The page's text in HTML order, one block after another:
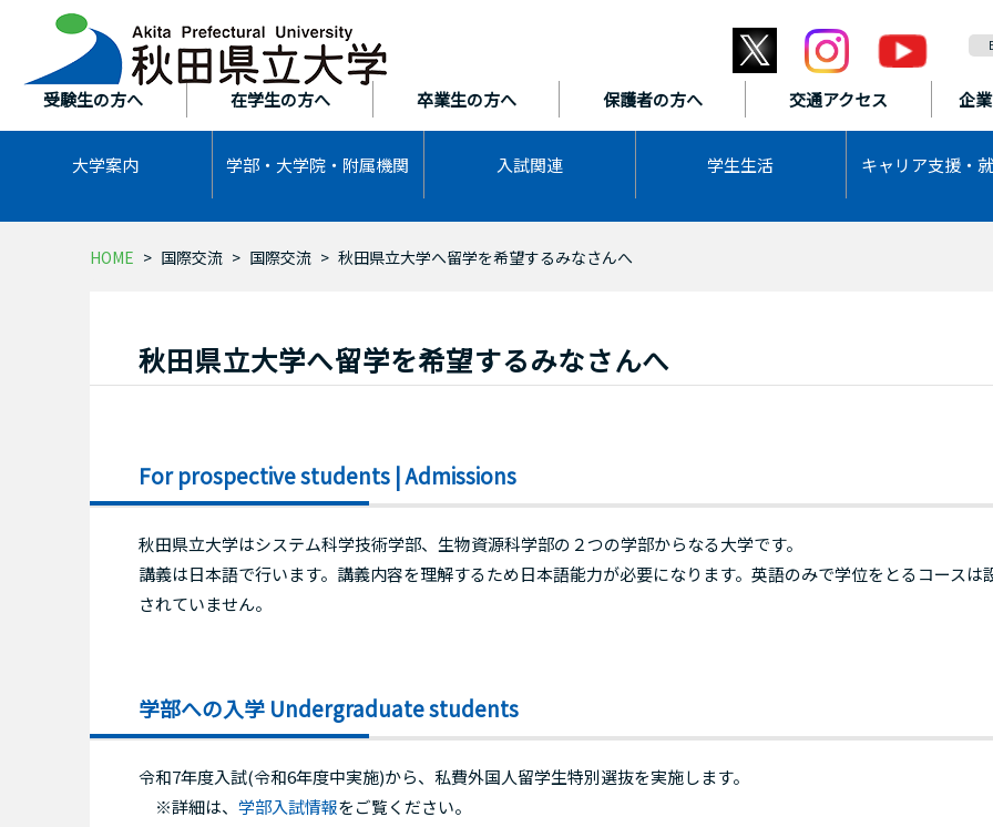
受験生の方へ 在学生の方へ 卒業生の方へ 保護者の方へ 交通アクセス 企
大学案内 学部・大学院・ 附属機関 入試関連 学生生活 キャリア支援・
HOME 国際交流 国際交流 秋田県立大学へ留学を希望するみなさんへ
秋田県立大学へ留学を希望するみなさんへ
For prospective students | Admissions
秋田県立大学はシステム科学技術学部、生物資源科学部の２つの学部からなる大学です。
講義は日本語で行います。講義内容を理解するため日本語能力が必要になります。英語のみで学位をとるコースは
されていません。
学部への入学 Undergraduate students
令和7年度入試(令和6年度中実施)から、私費外国人留学生特別選抜を実施します。
※詳細は、 学部入試情報をご覧ください。